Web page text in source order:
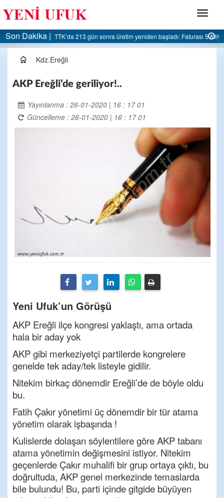
Menü
Son Dakika |AK Parti Ereğli İlçe Başkanlığı’ndan belediyeye sert
Kdz.Ereğli
AKP Ereğli’de geriliyor!..
Yayınlanma : 26-01-2020 | 16 : 17 01
Güncelleme : 26-01-2020 | 16 : 17 01
Yeni Ufuk’un Görüşü
AKP Ereğli ilçe kongresi yaklaştı, ama ortada
hala bir aday yok
AKP gibi merkeziyetçi partilerde kongrelere
genelde tek aday/tek listeyle gidilir.
Nitekim birkaç dönemdir Ereğli’de de böyle oldu
bu.
Fatih Çakır yönetimi üç dönemdir bir tür atama
yönetim olarak işbaşında !
Kulislerde dolaşan söylentilere göre AKP tabanı
atama yönetimin değişmesini istiyor. Nitekim
geçenlerde Çakır muhalifi bir grup ortaya çıktı, bu
doğrultuda, AKP genel merkezinde temaslarda
bile bulundu! Bu, parti içinde gitgide büyüyen